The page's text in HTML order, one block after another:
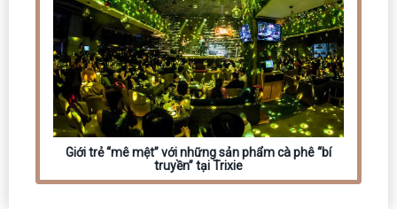
Giới trẻ “mê mệt” với những sản phẩm cà phê “bí
truyền” tại Trixie